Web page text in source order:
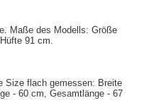
Maße des Modells: Größe
91 cm.
Size flach gemessen: Breite
- 60 cm, Gesamtlänge - 67